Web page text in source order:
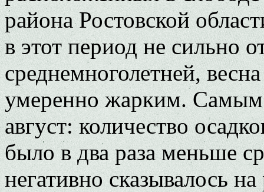
района Ростовской
в этот период не сильно
среднемноголетней,
умеренно жарким.
август: количество
было в два раза меньше
негативно сказывалось